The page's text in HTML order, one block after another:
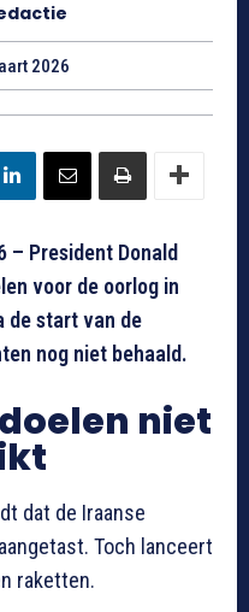
2026
– President Donald
voor de oorlog in
de start van de
nog niet behaald.
niet
dat de Iraanse
Toch lanceert
raketten.